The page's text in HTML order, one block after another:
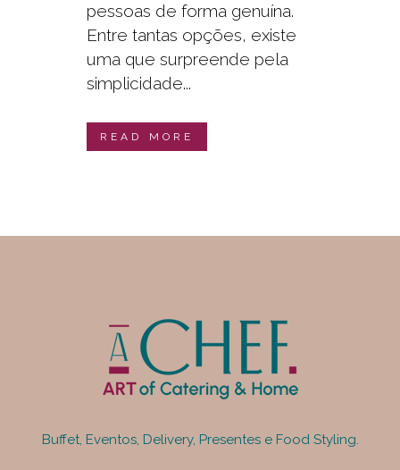
pessoas de forma genuína.
Entre tantas opções, existe
uma que surpreende pela
simplicidade...
READ MORE
Buffet, Eventos, Delivery, Presentes e Food Styling.